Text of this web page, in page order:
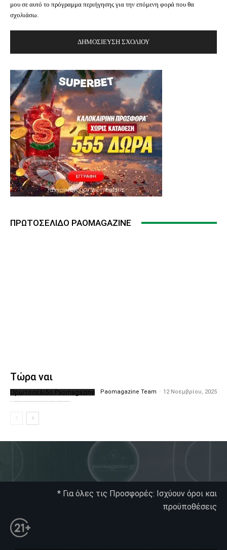
μου σε αυτό το πρόγραμμα περιήγησης για την επόμενη φορά που θα
σχολιάσω.
ΠΡΩΤΟΣΈΛΙΔΟ PAOMAGAZINE
Τώρα ναι
Πρωτοσέλιδο Paomagazine Paomagazine Team - 12 Νοεμβρίου, 2025
* Για όλες τις Προσφορές: Ισχύουν όροι και
προϋποθέσεις